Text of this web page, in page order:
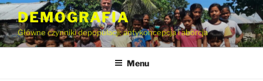
Przejdź
do
treści
DEMOGRAFIA
Główne czynniki depopulacji: antykoncepcja i aborcja
Menu